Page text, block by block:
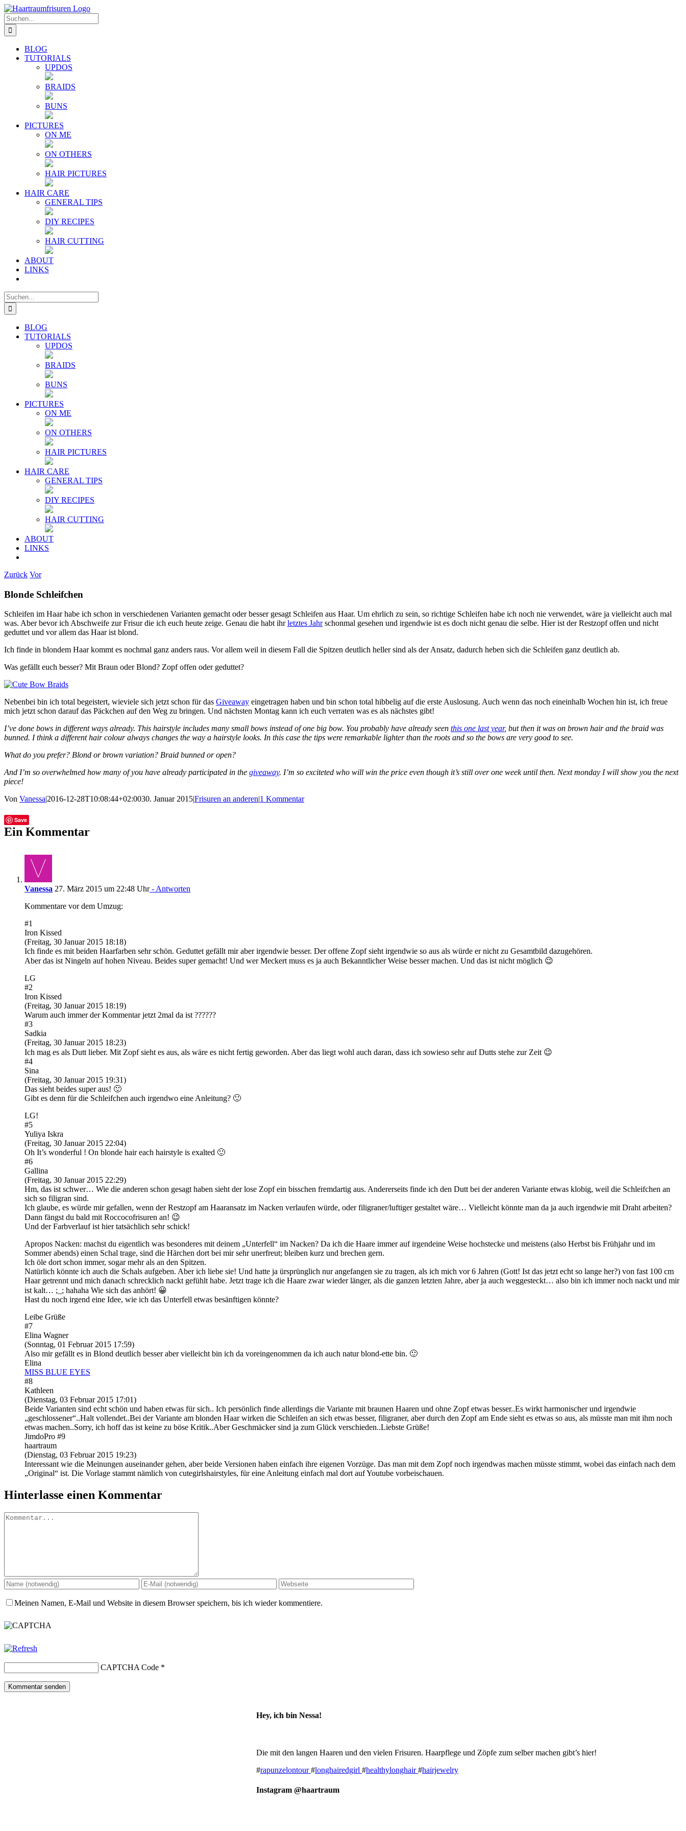
Zum
Inhalt
springen
E-
Mail
YouTube
Instagram
Facebook
Twitter
Suche
nach:
BLOG
TUTORIALS
UPDOS
BRAIDS
BUNS
PICTURES
ON ME
ON OTHERS
HAIR PICTURES
HAIR CARE
GENERAL TIPS
DIY RECIPES
HAIR CUTTING
ABOUT
LINKS
Suche
nach:
BLOG
TUTORIALS
UPDOS
BRAIDS
BUNS
PICTURES
ON ME
ON OTHERS
HAIR PICTURES
HAIR CARE
GENERAL TIPS
DIY RECIPES
HAIR CUTTING
ABOUT
LINKS
Zurück Vor
Blonde Schleifchen
Schleifen im Haar habe ich schon in verschiedenen Varianten gemacht oder besser gesagt Schleifen aus Haar. Um ehrlich zu sein, so richtige Schleifen habe ich noch nie verwendet, wäre ja vielleicht auch mal
was. Aber bevor ich Abschweife zur Frisur die ich euch heute zeige. Genau die habt ihrletztes Jahrschonmal gesehen und irgendwie ist es doch nicht genau die selbe. Hier ist der Restzopf offen und nicht
geduttet und vor allem das Haar ist blond.
Ich finde in blondem Haar kommt es nochmal ganz anders raus. Vor allem weil in diesem Fall die Spitzen deutlich heller sind als der Ansatz, dadurch heben sich die Schleifen ganz deutlich ab.
Was gefällt euch besser? Mit Braun oder Blond? Zopf offen oder geduttet?
Nebenbei bin ich total begeistert, wieviele sich jetzt schon für das Giveaway eingetragen haben und bin schon total hibbelig auf die erste Auslosung. Auch wenn das noch eineinhalb Wochen hin ist, ich freue
mich jetzt schon darauf das Päckchen auf den Weg zu bringen. Und nächsten Montag kann ich euch verraten was es als nächstes gibt!
I’ve done bows in different ways already. This hairstyle includes many small bows instead of one big bow. You probably have already seen this one last year, but then it was on brown hair and the braid was
bunned. I think a different hair colour always changes the way a hairstyle looks. In this case the tips were remarkable lighter than the roots and so the bows are very good to see.
What do you prefer? Blond or brown variation? Braid bunned or open?
And I’m so overwhelmed how many of you have already participated in the giveaway. I’m so exciteted who will win the price even though it’s still over one week until then. Next monday I will show you the next
piece!
Von Vanessa|2016-12-28T10:08:44+02:0030. Januar 2015|Frisuren an anderen|1 Kommentar
Facebook
Twitter
Tumblr
Save E-
Mail
Ein Kommentar
Vanessa 27. März 2015 um 22:48 Uhr- Antworten
Kommentare vor dem Umzug:
#1
Iron Kissed
(Freitag, 30 Januar 2015 18:18)
Ich finde es mit beiden Haarfarben sehr schön. Geduttet gefällt mir aber irgendwie besser. Der offene Zopf sieht irgendwie so aus als würde er nicht zu Gesamtbild dazugehören.
Aber das ist Ningeln auf hohen Niveau. Beides super gemacht! Und wer Meckert muss es ja auch Bekanntlicher Weise besser machen. Und das ist nicht möglich 😉
LG
#2
Iron Kissed
(Freitag, 30 Januar 2015 18:19)
Warum auch immer der Kommentar jetzt 2mal da ist ??????
#3
Sadkia
(Freitag, 30 Januar 2015 18:23)
Ich mag es als Dutt lieber. Mit Zopf sieht es aus, als wäre es nicht fertig geworden. Aber das liegt wohl auch daran, dass ich sowieso sehr auf Dutts stehe zur Zeit 😉
#4
Sina
(Freitag, 30 Januar 2015 19:31)
Das sieht beides super aus! 🙂
Gibt es denn für die Schleifchen auch irgendwo eine Anleitung? 🙂
LG!
#5
Yuliya Iskra
(Freitag, 30 Januar 2015 22:04)
Oh It’s wonderful ! On blonde hair each hairstyle is exalted 🙂
#6
Gallina
(Freitag, 30 Januar 2015 22:29)
Hm, das ist schwer… Wie die anderen schon gesagt haben sieht der lose Zopf ein bisschen fremdartig aus. Andererseits finde ich den Dutt bei der anderen Variante etwas klobig, weil die Schleifchen an
sich so filigran sind.
Ich glaube, es würde mir gefallen, wenn der Restzopf am Haaransatz im Nacken verlaufen würde, oder filigraner/luftiger gestaltet wäre… Vielleicht könnte man da ja auch irgendwie mit Draht arbeiten?
Dann fängst du bald mit Roccocofrisuren an! 😉
Und der Farbverlauf ist hier tatsächlich sehr schick!
Apropos Nacken: machst du eigentlich was besonderes mit deinem „Unterfell“ im Nacken? Da ich die Haare immer auf irgendeine Weise hochstecke und meistens (also Herbst bis Frühjahr und im
Sommer abends) einen Schal trage, sind die Härchen dort bei mir sehr unerfreut; bleiben kurz und brechen gern.
Ich öle dort schon immer, sogar mehr als an den Spitzen.
Natürlich könnte ich auch die Schals aufgeben. Aber ich liebe sie! Und hatte ja ürsprünglich nur angefangen sie zu tragen, als ich mich vor 6 Jahren (Gott! Ist das jetzt echt so lange her?) von fast 100 cm
Haar getrennt und mich danach schrecklich nackt gefühlt habe. Jetzt trage ich die Haare zwar wieder länger, als die ganzen letzten Jahre, aber ja auch weggesteckt… also bin ich immer noch nackt und mir
ist kalt… ;_; hahaha Wie sich das anhört! 😀
Hast du noch irgend eine Idee, wie ich das Unterfell etwas besänftigen könnte?
Leibe Grüße
#7
Elina Wagner
(Sonntag, 01 Februar 2015 17:59)
Also mir gefällt es in Blond deutlich besser aber vielleicht bin ich da voreingenommen da ich auch natur blond-ette bin. 🙂
Elina
MISS BLUE EYES
#8
Kathleen
(Dienstag, 03 Februar 2015 17:01)
Beide Varianten sind echt schön und haben etwas für sich.. Ich persönlich finde allerdings die Variante mit braunen Haaren und ohne Zopf etwas besser..Es wirkt harmonischer und irgendwie
„geschlossener“..Halt vollendet..Bei der Variante am blonden Haar wirken die Schleifen an sich etwas besser, filigraner, aber durch den Zopf am Ende sieht es etwas so aus, als müsste man mit ihm noch
etwas machen..Sorry, ich hoff das ist keine zu böse Kritik..Aber Geschmäcker sind ja zum Glück verschieden..Liebste Grüße!
JimdoPro #9
haartraum
(Dienstag, 03 Februar 2015 19:23)
Interessant wie die Meinungen auseinander gehen, aber beide Versionen haben einfach ihre eigenen Vorzüge. Das man mit dem Zopf noch irgendwas machen müsste stimmt, wobei das einfach nach dem
„Original“ ist. Die Vorlage stammt nämlich von cutegirlshairstyles, für eine Anleitung einfach mal dort auf Youtube vorbeischauen.
Hinterlasse einen Kommentar
Kommentar
Meinen Namen, E-Mail und Website in diesem Browser speichern, bis ich wieder kommentiere.
CAPTCHA Code *
Hey, ich bin Nessa!
Die mit den langen Haaren und den vielen Frisuren. Haarpflege und Zöpfe zum selber machen gibt’s hier!
#rapunzelontour#longhairedgirl #healthylonghair#hairjewelry
Instagram @haartraum